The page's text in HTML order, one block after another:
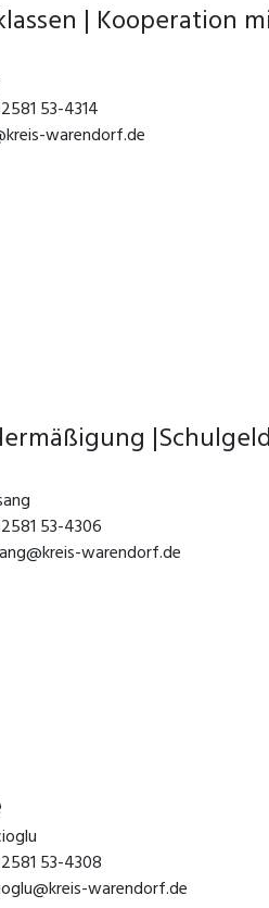
| Kooperation
53-4314
warendorf.de
53-4306
warendorf.de
53-4308
warendorf.de